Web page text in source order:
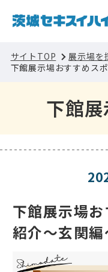
サイトTOP 展示場を
下館展示場おすすめス
下館
下館展示場
紹介～玄関編